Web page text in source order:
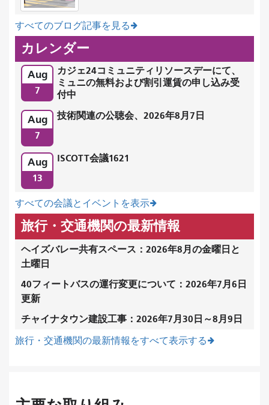
すべてのブログ記事を見る
カレンダー
Aug
7
カジェ24コミュニティリソースデーにて、
ミュニの無料および割引運賃の申し込み受
付中
Aug
7
技術関連の公聴会、2026年8月7日
Aug
13
ISCOTT会議1621
すべての会議とイベントを表示
旅行・交通機関の最新情報
ヘイズバレー共有スペース：2026年8月の金曜日と
土曜日
40フィートバスの運行変更について：2026年7月6日
更新
チャイナタウン建設工事：2026年7月30日～8月9日
旅行・交通機関の最新情報をすべて表示する